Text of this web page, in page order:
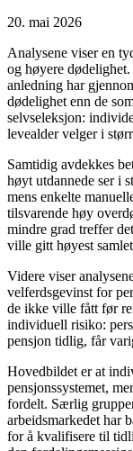
20. mai 2026
Analysene viser en
og høyere
anledning har
dødelighet enn de
selvseleksjon:
levealder velger i
Samtidig avdekkes
høyt utdannede ser i
mens enkelte
tilsvarende høy
mindre grad treffer
ville gitt høyest
Videre viser
velferdsgevinst for
de ikke ville fått før
individuell risiko:
pensjon tidlig, får
Hovedbildet er at
pensjonssystemet,
fordelt. Særlig
arbeidsmarkedet har
for å kvalifisere til